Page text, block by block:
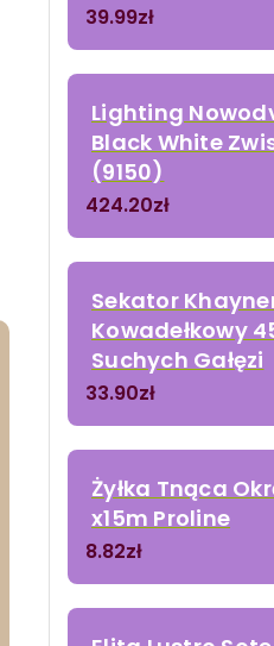
39.99zł
Lighting
Black White
(9150)
424.20zł
Sekator
Kowadełkowy
Suchych Gałęzi
33.90zł
Żyłka Tnąca
x15m Proline
8.82zł